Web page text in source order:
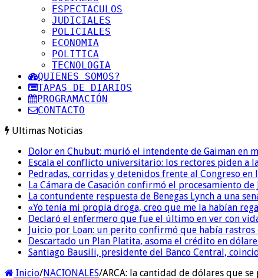
ESPECTACULOS
JUDICIALES
POLICIALES
ECONOMIA
POLITICA
TECNOLOGIA
QUIENES SOMOS?
TAPAS DE DIARIOS
PROGRAMACIÓN
CONTACTO
Ultimas Noticias
Dolor en Chubut: murió el intendente de Gaiman en
Escala el conflicto universitario: los rectores piden a
Pedradas, corridas y detenidos frente al Congreso
La Cámara de Casación confirmó el procesamiento
La contundente respuesta de Benegas Lynch a una
«Yo tenía mi propia droga, creo que me la habían
Declaró el enfermero que fue el último en ver con
Juicio por Loan: un perito confirmó que había rastros
Descartado un Plan Platita, asoma el crédito en
Santiago Bausili, presidente del Banco Central,
Inicio/NACIONALES/ARCA: la cantidad de dólares que